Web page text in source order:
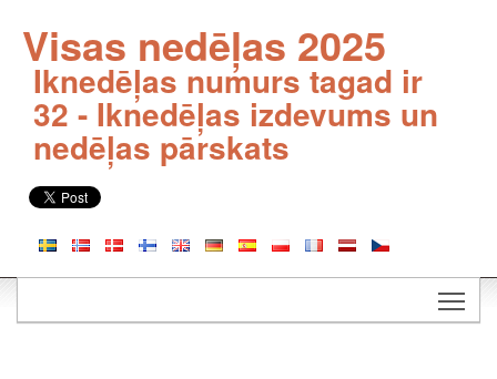
Visas nedēļas 2025
Iknedēļas numurs tagad ir
32 - Iknedēļas izdevums un
nedēļas pārskats